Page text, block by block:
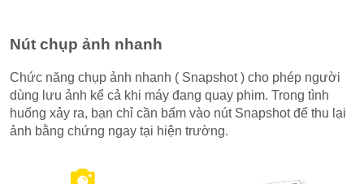
Nút chụp ảnh nhanh
Chức năng chụp ảnh nhanh ( Snapshot ) cho phép người
dùng lưu ảnh kể cả khi máy đang quay phim. Trong tình
huống xảy ra, bạn chỉ cần bấm vào nút Snapshot để thu lại
ảnh bằng chứng ngay tại hiện trường.